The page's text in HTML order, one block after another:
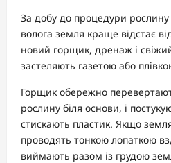
За добу до процедури
волога земля краще відстає
новий горщик, дренаж і
застеляють газетою або
Горщик обережно
рослину біля основи, і
стискають пластик. Якщо
проводять тонкою лопаткою
виймають разом із грудою